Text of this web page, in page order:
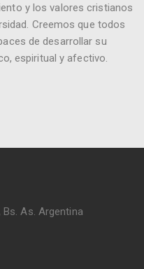
y los valores cristianos
Creemos que todos
de desarrollar su
espiritual y afectivo.
Bs. As. Argentina